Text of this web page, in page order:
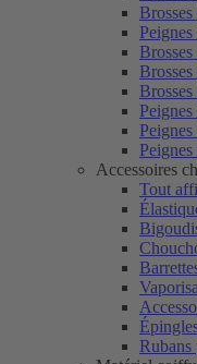
Brosses
Accessoires
Tout
Rubans